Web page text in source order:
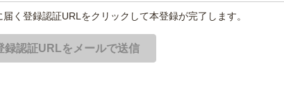
く登録認証URLをクリックして本登録が完了します。